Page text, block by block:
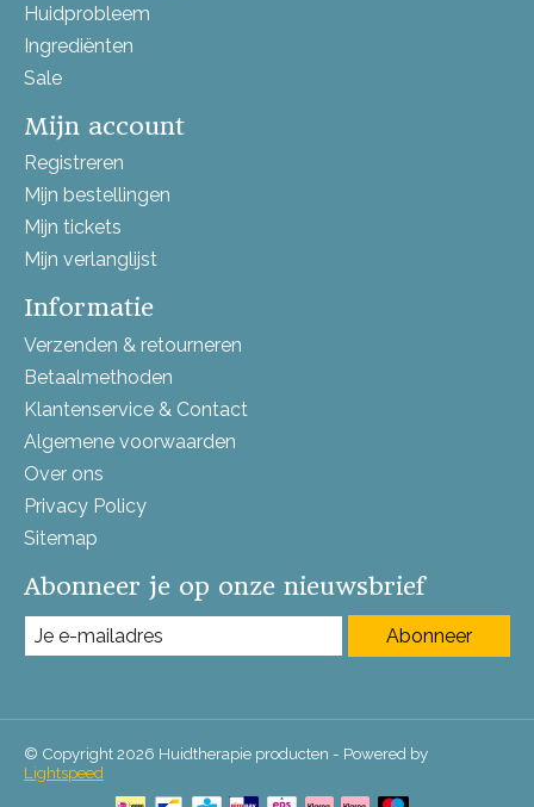
Huidprobleem
Ingrediënten
Sale
Mijn account
Registreren
Mijn bestellingen
Mijn tickets
Mijn verlanglijst
Informatie
Verzenden & retourneren
Betaalmethoden
Klantenservice & Contact
Algemene voorwaarden
Over ons
Privacy Policy
Sitemap
Abonneer je op onze nieuwsbrief
Abonneer
© Copyright 2026 Huidtherapie producten - Powered by
Lightspeed